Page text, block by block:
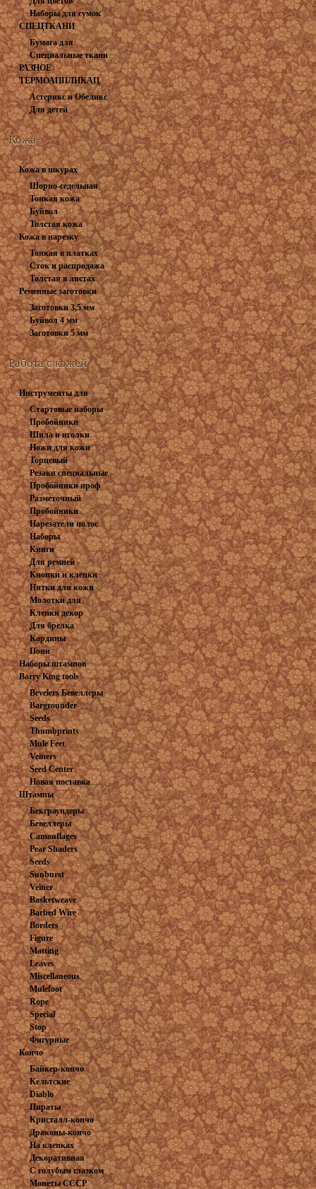
вспарыватели
Наборы для сумок
СПЕЦТКАНИ
Бумага для
заморозки
Специальные ткани
РАЗНОЕ
ТЕРМОАППЛИКАЦИЯ
Астерикс и Обеликс
1
Для детей
Кожа
натуральная
Кожа в шкурах
Шорно-седельная
Тонкая кожа
Буйвол
Толстая кожа
Кожа в нарезку
Тонкая в платках
Сток и распродажа
Толстая в листах
Ременные заготовки
Заготовки 3,5 мм
Буйвол 4 мм
Заготовки 5 мм
Работа с кожей
Инструменты для
работы с...
Стартовые наборы
Пробойники
вилочные
Шила и иголки
Ножи для кожи
Торцевый
инструмент
Резаки специальные
Пробойники проф
Разметочный
инструмент
Пробойники
револьверные
Нарезатели полос
Наборы
пробойников
Книги
Для ремней
Кнопки и клепки
Нитки для кожи
Молотки для
штампов и...
Клепки декор
Для брелка
заготовка
Кардины
Пони
Наборы штампов
Barry King tools
Bevelers Бевеллеры
Bargrounder
Seeds
Thumbprints
Mule Feet
Veiners
Seed Center
Новая поставка
Штампы
Бекграундеры
Бевеллеры
Camouflages
Pear Shaders
Seeds
Sunburst
Veiner
Basketweave
Barbed Wire
Borders
Figure
Matting
Leaves
Miscellaneous
Mulefoot
Rope
Special
Stop
Фигурные
Кончо
Байкер-кончо
Кельтские
Diablo
Пираты
Кристалл-кончо
Драконы-кончо
На клепках
Декоративная
шайба
С голубым глазком
Монеты СССР